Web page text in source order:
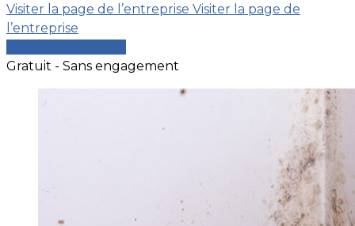
Visiter la page de l’entreprise Visiter la page de
l’entreprise
Gratuit - Sans engagement